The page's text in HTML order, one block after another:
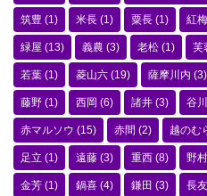
筑豊 (1) 米長 (1) 粟長 (1) 紅梅
緑屋 (13) 義農 (3) 老松 (1) 芙
若葉 (1) 菱山六 (19) 薩摩川内 (3)
藤野 (1) 西岡 (6) 諸井 (3) 谷川
赤マルソウ (15) 赤間 (2) 越のむ
足立 (1) 遠藤 (3) 重西 (8) 野村
金芳 (1) 鍋喜 (4) 鎌田 (3) 長友